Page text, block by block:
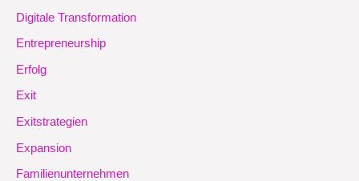
Digitale Transformation
Entrepreneurship
Erfolg
Exit
Exitstrategien
Expansion
Familienunternehmen